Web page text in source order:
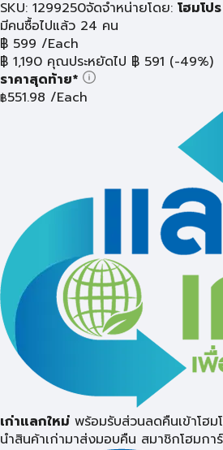
SKU: 1299250จัดจำหน่ายโดย: โฮมโปร
มีคนซื้อไปแล้ว 24 คน
฿ 599 /Each
฿ 1,190 คุณประหยัดไป ฿ 591 (-49%)
ราคาสุดท้าย*
฿551.98 /Each
เก่าแลกใหม่ พร้อมรับส่วนลดคืนเข้าโฮม
นำสินค้าเก่ามาส่งมอบคืน สมาชิกโฮมกา